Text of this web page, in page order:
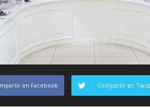
en Facebook Compartir en